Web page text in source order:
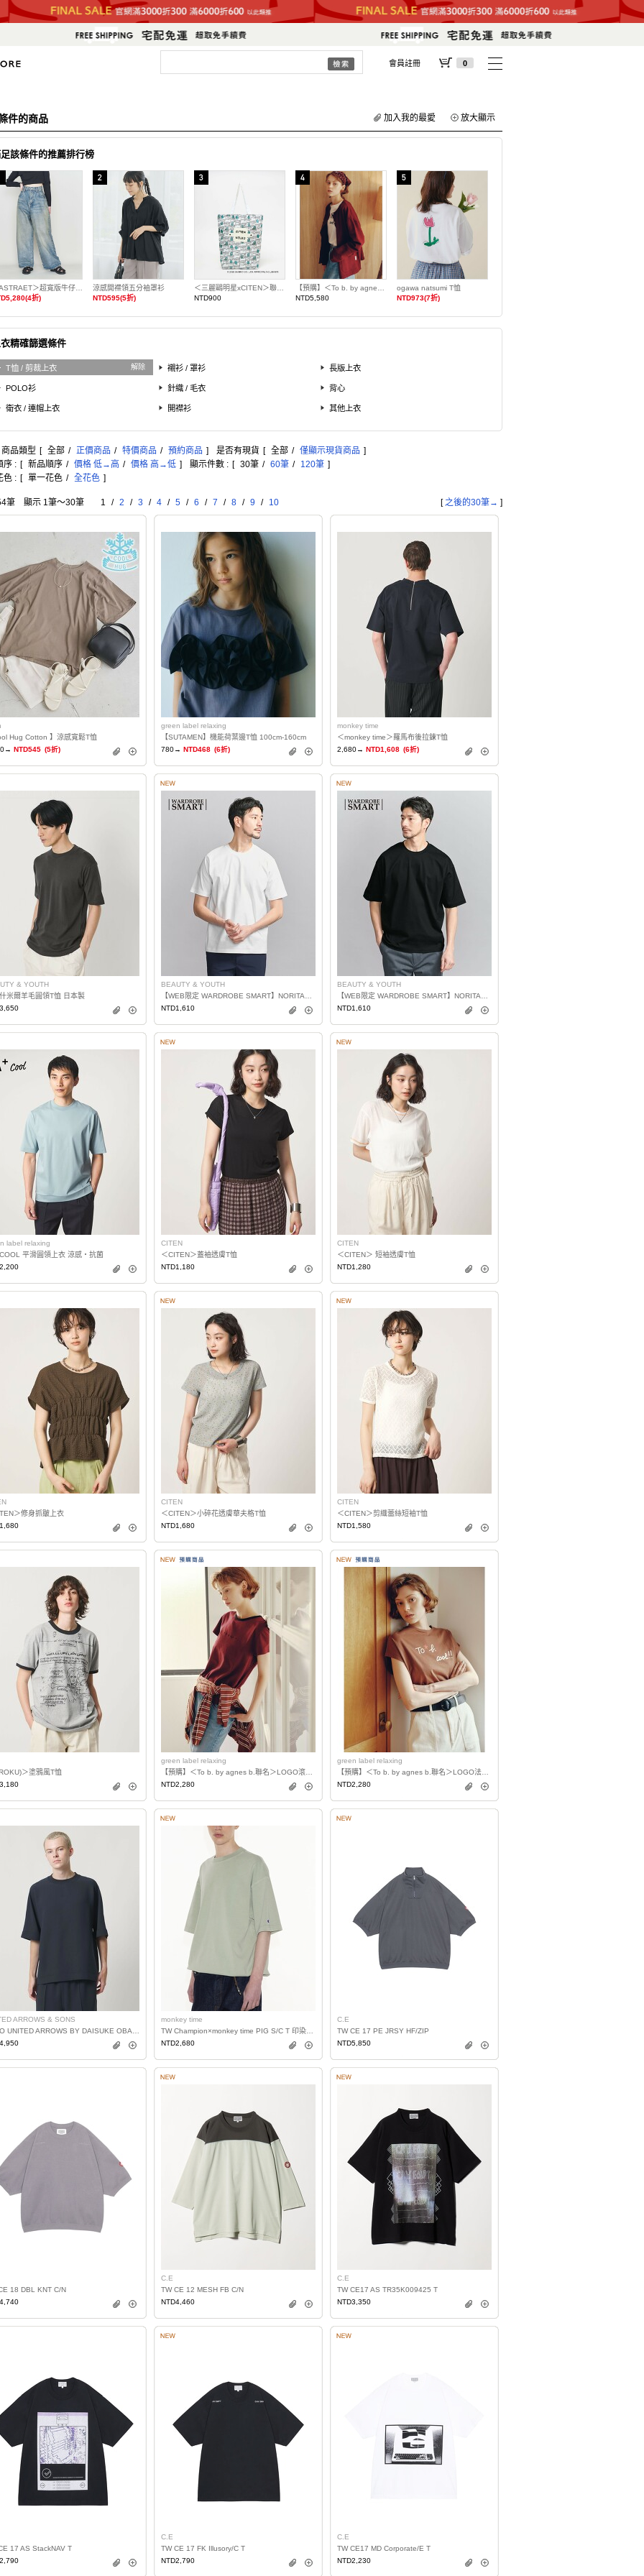
會員註冊 0
件的商品 放大顯示
加入我的最愛
該條件的推薦排行榜
折)
涼感開襟領五分袖罩衫
NTD595(5折)
NTD900
NTD5,580
ogawa natsumi T恤
NTD973(7折)
精確篩選條件
T恤 / 剪裁上衣 解除 襯衫 / 罩衫 長版上衣
POLO衫 針織 / 毛衣 背心
衛衣 / 連帽上衣 開襟衫 其他上衣
品類型 [ 全部 / 正價商品 / 特價商品 / 預約商品 ] 是否有現貨 [ 全部 / 僅顯示現貨商品 ]
序 : [ 新品順序 / 價格 低→高 / 價格 高→低 ] 顯示件數 : [ 30筆 / 60筆 / 120筆 ]
色 : [ 單一花色 / 全花色 ]
筆 顯示 1筆〜30筆 1 / 2 / 3 / 4 / 5 / 6 / 7 / 8 / 9 / 10 [ 之後的30筆→ ]
Hug Cotton 】涼感寬鬆T恤
NTD545 (5折)
green label relaxing
【SUTAMEN】機能荷葉邊T恤 100cm-160cm
780→ NTD468 (6折)
monkey time
＜monkey time＞羅馬布後拉鍊T恤
2,680→ NTD1,608 (6折)
& YOUTH
米爾羊毛圓領T恤 日本製
BEAUTY & YOUTH
NTD1,610
BEAUTY & YOUTH
NTD1,610
label relaxing
平滑圓領上衣 涼感・抗菌
CITEN
＜CITEN＞蓋袖透膚T恤
NTD1,180
CITEN
＜CITEN＞ 短袖透膚T恤
NTD1,280
＞修身抓皺上衣
CITEN
＜CITEN＞小碎花透膚華夫格T恤
NTD1,680
CITEN
＜CITEN＞剪織蕾絲短袖T恤
NTD1,580
＞塗鴉風T恤
green label relaxing
NTD2,280
green label relaxing
NTD2,280
ARROWS & SONS
monkey time
NTD2,680
C.E
TW CE 17 PE JRSY HF/ZIP
NTD5,850
18 DBL KNT C/N
C.E
TW CE 12 MESH FB C/N
NTD4,460
C.E
TW CE17 AS TR35K009425 T
NTD3,350
17 AS StackNAV T
C.E
TW CE 17 FK Illusory/C T
NTD2,790
C.E
TW CE17 MD Corporate/E T
NTD2,230